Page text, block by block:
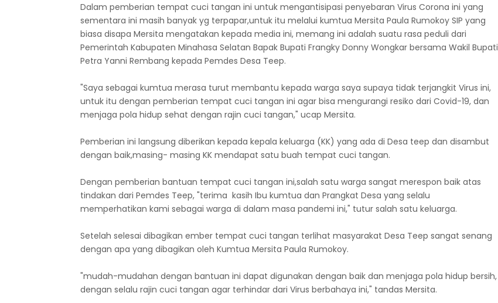
Dalam pemberian tempat cuci tangan ini untuk mengantisipasi penyebaran Virus Corona ini yang
sementara ini masih banyak yg terpapar,untuk itu melalui kumtua Mersita Paula Rumokoy SIP yang
biasa disapa Mersita mengatakan kepada media ini, memang ini adalah suatu rasa peduli dari
Pemerintah Kabupaten Minahasa Selatan Bapak Bupati Frangky Donny Wongkar bersama Wakil Bupati
Petra Yanni Rembang kepada Pemdes Desa Teep.
"Saya sebagai kumtua merasa turut membantu kepada warga saya supaya tidak terjangkit Virus ini,
untuk itu dengan pemberian tempat cuci tangan ini agar bisa mengurangi resiko dari Covid-19, dan
menjaga pola hidup sehat dengan rajin cuci tangan," ucap Mersita.
Pemberian ini langsung diberikan kepada kepala keluarga (KK) yang ada di Desa teep dan disambut
dengan baik,masing- masing KK mendapat satu buah tempat cuci tangan.
Dengan pemberian bantuan tempat cuci tangan ini,salah satu warga sangat merespon baik atas
tindakan dari Pemdes Teep, "terima kasih Ibu kumtua dan Prangkat Desa yang selalu
memperhatikan kami sebagai warga di dalam masa pandemi ini," tutur salah satu keluarga.
Setelah selesai dibagikan ember tempat cuci tangan terlihat masyarakat Desa Teep sangat senang
dengan apa yang dibagikan oleh Kumtua Mersita Paula Rumokoy.
"mudah-mudahan dengan bantuan ini dapat digunakan dengan baik dan menjaga pola hidup bersih,
dengan selalu rajin cuci tangan agar terhindar dari Virus berbahaya ini," tandas Mersita.